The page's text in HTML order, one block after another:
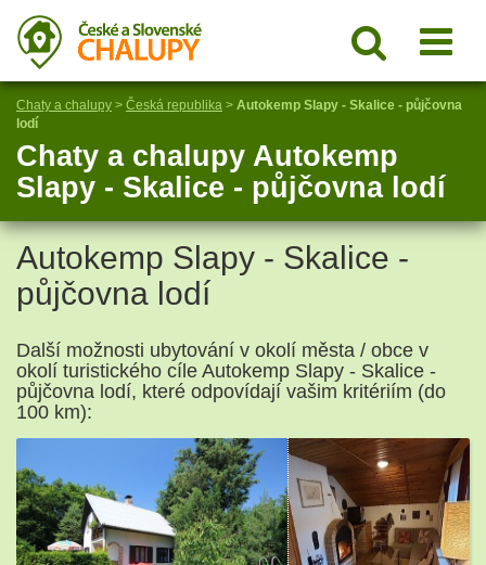
Chaty a chalupy > Česká republika > Autokemp Slapy - Skalice - půjčovna
lodí
Chaty a chalupy Autokemp
Slapy - Skalice - půjčovna lodí
Autokemp Slapy - Skalice -
půjčovna lodí
Další možnosti ubytování v okolí města / obce v
okolí turistického cíle Autokemp Slapy - Skalice -
půjčovna lodí, které odpovídají vašim kritériím (do
100 km):